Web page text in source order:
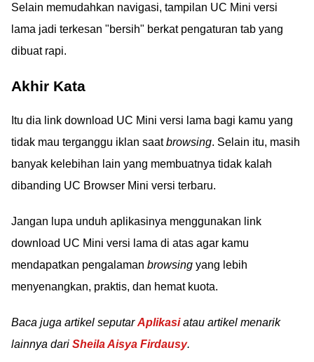
Selain memudahkan navigasi, tampilan UC Mini versi
lama jadi terkesan "bersih" berkat pengaturan tab yang
dibuat rapi.
Akhir Kata
Itu dia link download UC Mini versi lama bagi kamu yang
tidak mau terganggu iklan saatbrowsing. Selain itu, masih
banyak kelebihan lain yang membuatnya tidak kalah
dibanding UC Browser Mini versi terbaru.
Jangan lupa unduh aplikasinya menggunakan link
download UC Mini versi lama di atas agar kamu
mendapatkan pengalaman browsing yang lebih
menyenangkan, praktis, dan hemat kuota.
Baca juga artikel seputarAplikasiatau artikel menarik
lainnya dari Sheila Aisya Firdausy.